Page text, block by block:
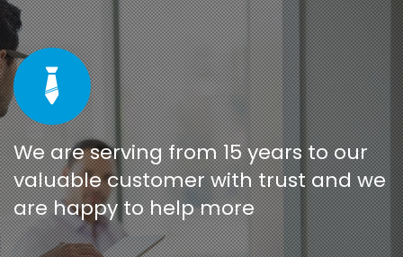
We are serving from 15 years to our
valuable customer with trust and we
are happy to help more